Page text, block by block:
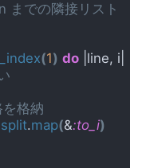
までの隣接リスト
(1) do |line, i|
格納
split.map(&:to_i)